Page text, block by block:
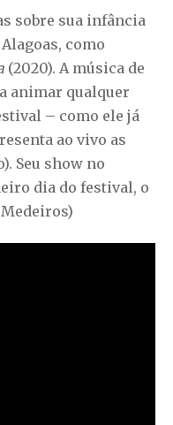
sobre sua infância
como
(2020). A música de
animar qualquer
– como ele já
ao vivo as
Seu show no
dia do festival, o